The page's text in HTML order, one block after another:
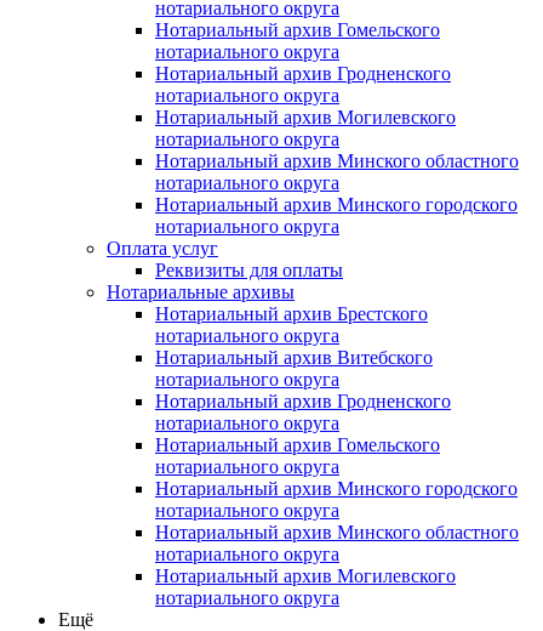
нотариального округа
Нотариальный архив Гомельского
нотариального округа
Нотариальный архив Гродненского
нотариального округа
Нотариальный архив Могилевского
нотариального округа
Нотариальный архив Минского областного
нотариального округа
Нотариальный архив Минского городского
нотариального округа
Оплата услуг
Реквизиты для оплаты
Нотариальные архивы
Нотариальный архив Брестского
нотариального округа
Нотариальный архив Витебского
нотариального округа
Нотариальный архив Гродненского
нотариального округа
Нотариальный архив Гомельского
нотариального округа
Нотариальный архив Минского городского
нотариального округа
Нотариальный архив Минского областного
нотариального округа
Нотариальный архив Могилевского
нотариального округа
Ещё